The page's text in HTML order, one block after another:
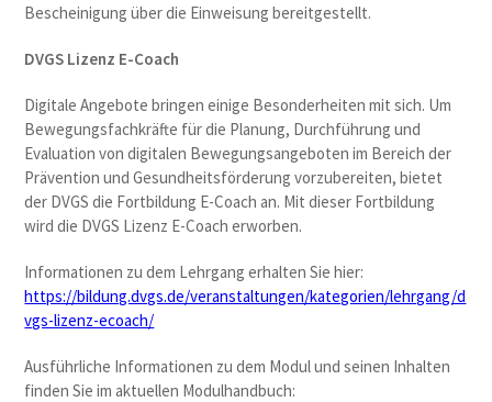
Bescheinigung über die Einweisung bereitgestellt.
DVGS Lizenz E-Coach
Digitale Angebote bringen einige Besonderheiten mit sich. Um
Bewegungsfachkräfte für die Planung, Durchführung und
Evaluation von digitalen Bewegungsangeboten im Bereich der
Prävention und Gesundheitsförderung vorzubereiten, bietet
der DVGS die Fortbildung E-Coach an. Mit dieser Fortbildung
wird die DVGS Lizenz E-Coach erworben.
Informationen zu dem Lehrgang erhalten Sie hier:
https://bildung.dvgs.de/veranstaltungen/kategorien/lehrgang/d
vgs-lizenz-ecoach/
Ausführliche Informationen zu dem Modul und seinen Inhalten
finden Sie im aktuellen Modulhandbuch: